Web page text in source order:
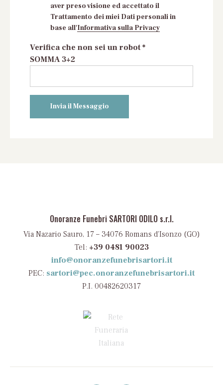
aver preso visione ed accettato il
Trattamento dei miei Dati personali in
base all'Informativa sulla Privacy
Verifica che non sei un robot *
SOMMA 3+2
Onoranze Funebri SARTORI ODILO s.r.l.
Via Nazario Sauro, 17 – 34076 Romans d’Isonzo (GO)
Tel: +39 0481 90023
info@onoranzefunebrisartori.it
PEC: sartori@pec.onoranzefunebrisartori.it
P.I. 00482620317